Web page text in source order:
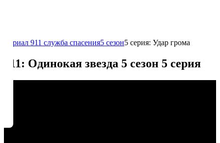
Сериал 911 служба спасения5 сезон5 серия: Удар грома
911: Одинокая звезда 5 сезон 5 серия